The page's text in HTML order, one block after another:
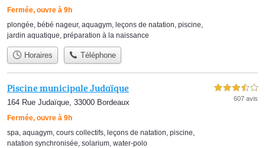
Fermée, ouvre à 9h
plongée, bébé nageur, aquagym, leçons de natation, piscine,
jardin aquatique, préparation à la naissance
Horaires Téléphone
Piscine municipale Judaïque
164 Rue Judaïque, 33000 Bordeaux
Fermée, ouvre à 9h
3,5 étoiles sur 5
607 avis
spa aquagym cours collectifs leçons de natation piscine
natation synchronisée solarium water-polo